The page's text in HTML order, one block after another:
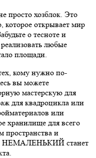
просто хозблок. Это
которое открывает мир
о тесноте и
любые
площади.
кому нужно по-
вы можете
мастерскую для
для квадроцикла или
или
хранилище для всего
пространства и
НЕМАЛЕНЬКИЙ станет